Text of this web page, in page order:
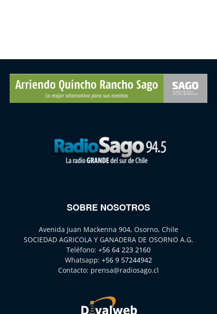
SOBRE NOSOTROS
Avenida Juan Mackenna 904, Osorno, Chile
SOCIEDAD AGRICOLA Y GANADERA DE OSORNO A.G.
Teléfono: +56 64 223 2160
Whatsapp: +56 9 57244942
Contacto: prensa@radiosago.cl